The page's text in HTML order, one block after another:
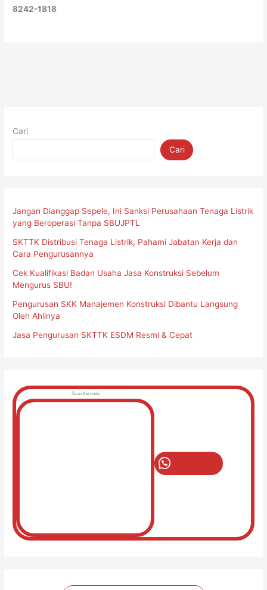
8242-1818
Cari
Cari
Jangan Dianggap Sepele, Ini Sanksi Perusahaan Tenaga Listrik
yang Beroperasi Tanpa SBUJPTL
SKTTK Distribusi Tenaga Listrik, Pahami Jabatan Kerja dan
Cara Pengurusannya
Cek Kualifikasi Badan Usaha Jasa Konstruksi Sebelum
Mengurus SBU!
Pengurusan SKK Manajemen Konstruksi Dibantu Langsung
Oleh Ahlinya
Jasa Pengurusan SKTTK ESDM Resmi & Cepat
Scan the code